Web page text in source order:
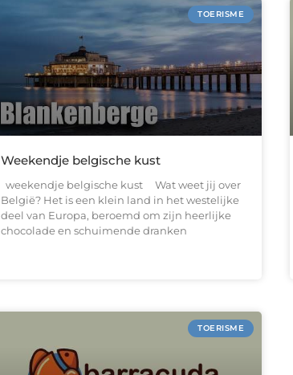
TOERISME
Weekendje belgische kust
weekendje belgische kust Wat weet jij over
België? Het is een klein land in het westelijke
deel van Europa, beroemd om zijn heerlijke
chocolade en schuimende dranken
TOERISME